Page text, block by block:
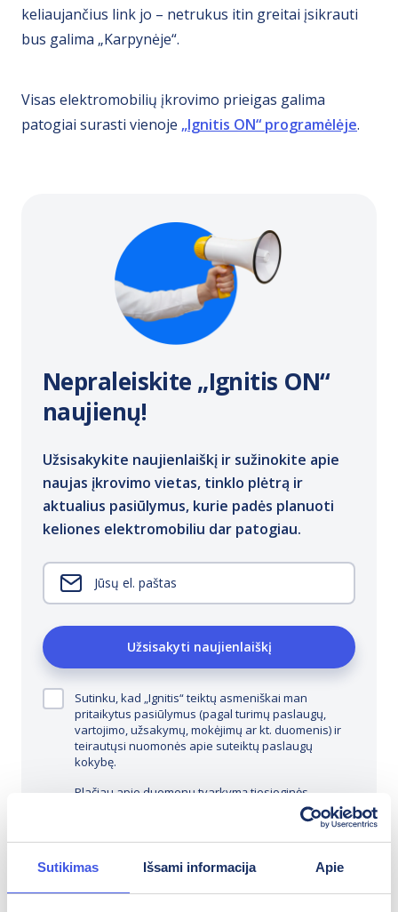
Sutikimas Išsami informacija Apie
keliaujančius link jo – netrukus itin greitai įsikrauti
bus galima „Karpynėje“.
Visas elektromobilių įkrovimo prieigas galima
patogiai surasti vienoje „Ignitis ON“ programėlėje.
Nepraleiskite „Ignitis ON“
naujienų!
Užsisakykite naujienlaiškį ir sužinokite apie
naujas įkrovimo vietas, tinklo plėtrą ir
aktualius pasiūlymus, kurie padės planuoti
keliones elektromobiliu dar patogiau.
El.
paštas*
Užsisakyti naujienlaiškį
Sutinku, kad „Ignitis“ teiktų asmeniškai man
pritaikytus pasiūlymus (pagal turimų paslaugų,
vartojimo, užsakymų, mokėjimų ar kt. duomenis) ir
teirautųsi nuomonės apie suteiktų paslaugų
kokybę.
Plačiau apie duomenų tvarkymą tiesioginės